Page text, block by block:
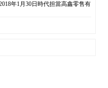
年1月30日時代担當高鑫零售有